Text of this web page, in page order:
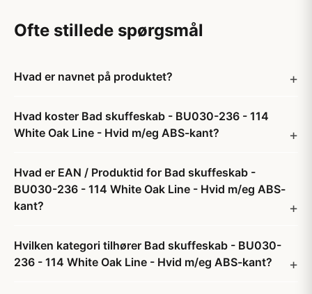
Ofte stillede spørgsmål
Hvad er navnet på produktet?
Hvad koster Bad skuffeskab - BU030-236 - 114
White Oak Line - Hvid m/eg ABS-kant?
Hvad er EAN / Produktid for Bad skuffeskab -
BU030-236 - 114 White Oak Line - Hvid m/eg ABS-
kant?
Hvilken kategori tilhører Bad skuffeskab - BU030-
236 - 114 White Oak Line - Hvid m/eg ABS-kant?